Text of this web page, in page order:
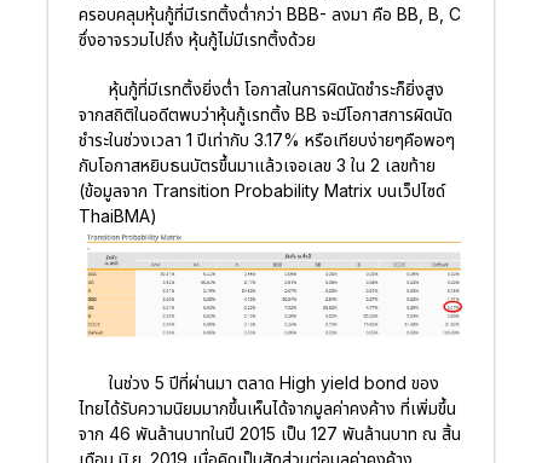
ครอบคลุมหุ้นกู้ที่มีเรทติ้งต่ำกว่า BBB- ลงมา คือ BB, B, C
ซึ่งอาจรวมไปถึง หุ้นกู้ไม่มีเรทติ้งด้วย
หุ้นกู้ที่มีเรทติ้งยิ่งต่ำ โอกาสในการผิดนัดชำระก็ยิ่งสูง
จากสถิติในอดีตพบว่าหุ้นกู้เรทติ้ง BB จะมีโอกาสการผิดนัด
ชำระในช่วงเวลา 1 ปีเท่ากับ 3.17% หรือเทียบง่ายๆคือพอๆ
กับโอกาสหยิบธนบัตรขึ้นมาแล้วเจอเลข 3 ใน 2 เลขท้าย
(ข้อมูลจาก Transition Probability Matrix บนเว็ปไซด์
ThaiBMA)
ในช่วง 5 ปีที่ผ่านมา ตลาด High yield bond ของ
ไทยได้รับความนิยมมากขึ้นเห็นได้จากมูลค่าคงค้าง ที่เพิ่มขึ้น
จาก 46 พันล้านบาทในปี 2015 เป็น 127 พันล้านบาท ณ สิ้น
เดือน มิ.ย. 2019 เมื่อคิดเป็นสัดส่วนต่อมูลค่าคงค้าง